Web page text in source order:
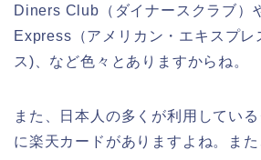
Diners Club（ダイナースクラブ）
Express（アメリカン・エキスプレ
ス)、など色々とありますからね。
また、日本人の多くが利用してい
に楽天カードがありますよね。ま